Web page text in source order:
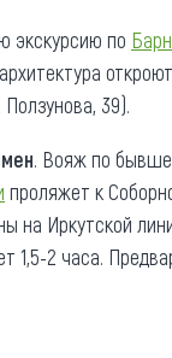
экскурсию по
39).
. Вояж по
проляжет к
на Иркутской
1,5-2 часа.